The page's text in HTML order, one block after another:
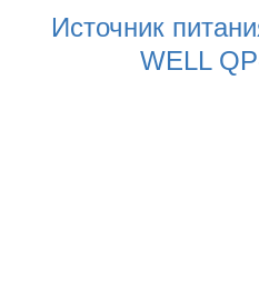
Источник
WELL